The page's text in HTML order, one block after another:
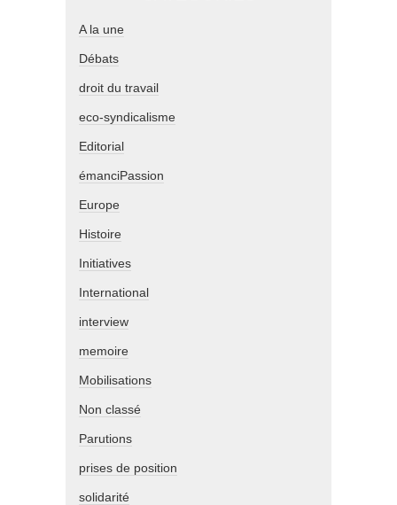
A la une
Débats
droit du travail
eco-syndicalisme
Editorial
émanciPassion
Europe
Histoire
Initiatives
International
interview
memoire
Mobilisations
Non classé
Parutions
prises de position
solidarité